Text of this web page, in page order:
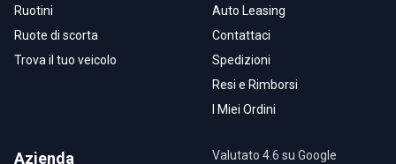
Ruotini
Ruote di scorta
Trova il tuo veicolo
Auto Leasing
Contattaci
Spedizioni
Resi e Rimborsi
I Miei Ordini
Azienda Valutato 4.6 su Google